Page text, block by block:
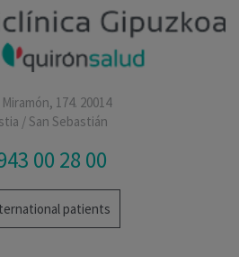
174. 20014
/ San Sebastián
00 28 00
patients